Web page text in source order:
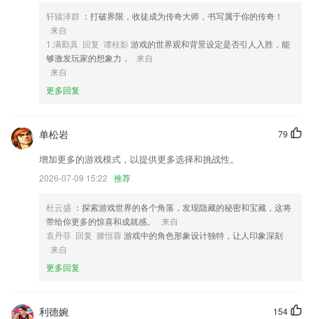
4,小班班型设计，课堂气氛活跃，满足了学生共同学习，让每一个学生得
到充分关注。
5,能够在平台上对用户的账单进行编辑,将账单的详细情况进行详细的记
6,企宣文件：上传PDF、ppt等宣传文件后，可在线分享，并可了解客户
彩票12app手机版软件优势
1.·在进行课程学习的过程中，用户还可以自由的进行回放和反复练习
2.·为孩子提供了大量的优质辅导功能，帮助孩子进一步加强自己的知识
物、历史、政治、地理等各科作业、练习题、试卷，疑难题目通通帮你搞
4.能很好的考验大家的动脑能力，也能很好的锻炼大家的逻辑思维能力，
题目很多；
5.该应用为用户提供了全部的汉字课本资源和内容；
轩辕泽群 ：打破界限，收徒成为传奇大师，书写属于你的传奇！
来自
1.满勤真 回复 谭桂影 游戏的世界观和背景设定是否引人入胜，能
够激发玩家的想象力，
来自
来自
更多回复
79
单松岩
增加更多的游戏模式，以提供更多选择和挑战性。
2026-07-09 15:22 推荐
杜云盛 ：探索游戏世界的各个角落，发现隐藏的秘密和宝藏，这将
带给你更多的惊喜和成就感。
来自
袁丹菲 回复 滕恒蓉游戏中的角色形象设计独特，让人印象深刻
来自
更多回复
154
利德婉